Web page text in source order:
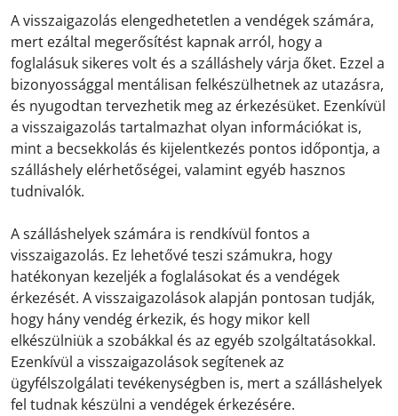
A visszaigazolás elengedhetetlen a vendégek számára,
mert ezáltal megerősítést kapnak arról, hogy a
foglalásuk sikeres volt és a szálláshely várja őket. Ezzel a
bizonyossággal mentálisan felkészülhetnek az utazásra,
és nyugodtan tervezhetik meg az érkezésüket. Ezenkívül
a visszaigazolás tartalmazhat olyan információkat is,
mint a becsekkolás és kijelentkezés pontos időpontja, a
szálláshely elérhetőségei, valamint egyéb hasznos
tudnivalók.
A szálláshelyek számára is rendkívül fontos a
visszaigazolás. Ez lehetővé teszi számukra, hogy
hatékonyan kezeljék a foglalásokat és a vendégek
érkezését. A visszaigazolások alapján pontosan tudják,
hogy hány vendég érkezik, és hogy mikor kell
elkészülniük a szobákkal és az egyéb szolgáltatásokkal.
Ezenkívül a visszaigazolások segítenek az
ügyfélszolgálati tevékenységben is, mert a szálláshelyek
fel tudnak készülni a vendégek érkezésére.